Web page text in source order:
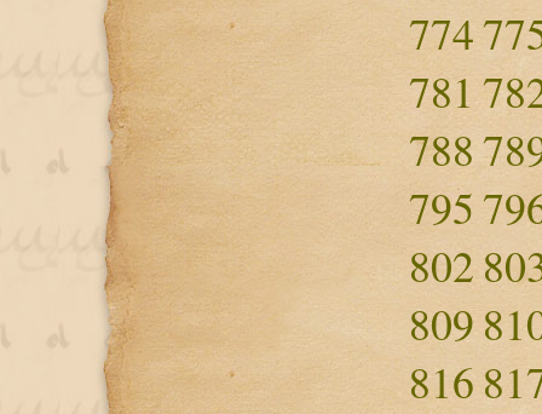
774
781
788
795
802
809
816